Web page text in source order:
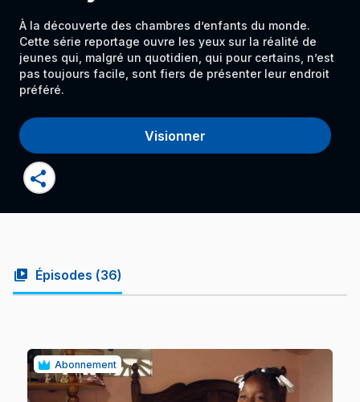
À la découverte des chambres d’enfants du monde.
Cette série reportage ouvre les yeux sur la réalité de
jeunes qui, malgré un quotidien, qui pour certains, n’est
pas toujours facile, sont fiers de présenter leur endroit
préféré.
Visionner
share
video_library Épisodes (36)
Abonnement